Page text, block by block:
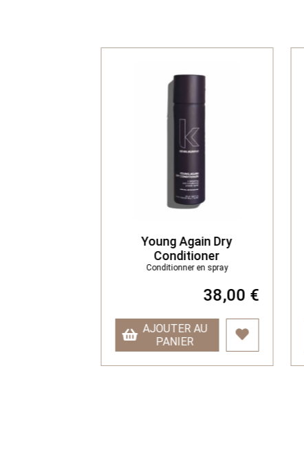
Young Again Dry
Conditioner
Conditionner en spray
38,00 €
AJOUTER AU
PANIER